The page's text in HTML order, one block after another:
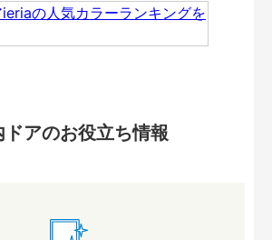
ドアのお役立ち情報